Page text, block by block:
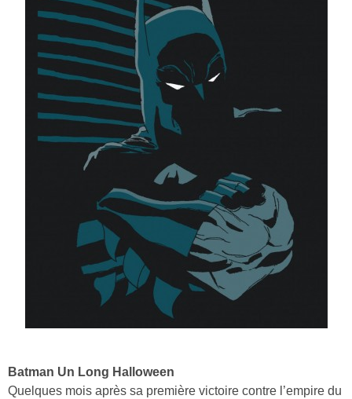
Batman Un Long Halloween
Quelques mois après sa première victoire contre l’empire du